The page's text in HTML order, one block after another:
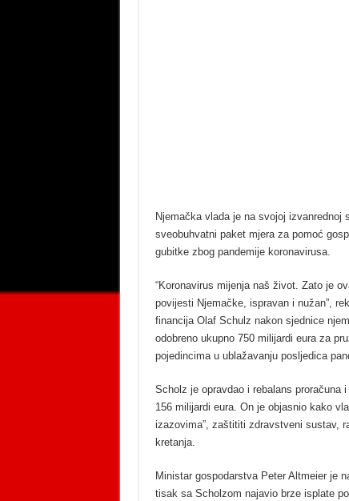
Njemačka vlada je na svojoj izvanrednoj
sveobuhvatni paket mjera za pomoć
gubitke zbog pandemije koronavirusa.
“Koronavirus mijenja naš život. Zato je
povijesti Njemačke, ispravan i nužan”,
financija Olaf Schulz nakon sjednice
odobreno ukupno 750 milijardi eura za
pojedincima u ublažavanju posljedica
Scholz je opravdao i rebalans proračuna
156 milijardi eura. On je objasnio kako
izazovima”, zaštititi zdravstveni sustav,
kretanja.
Ministar gospodarstva Peter Altmeier je
tisak sa Scholzom najavio brze isplate